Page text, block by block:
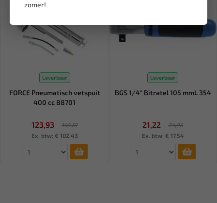
zomer!
Leverbaar
FORCE Pneumatisch vetspuit
400 cc 88701
123,93
145,81
Ex. btw: € 102,43
Leverbaar
BGS 1/4" Bitratel 105 mmL 354
21,22
24,96
Ex. btw: € 17,54